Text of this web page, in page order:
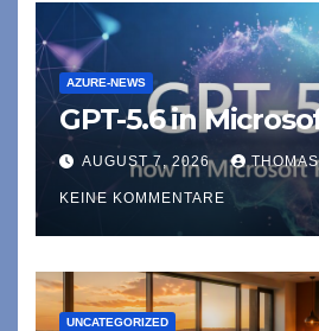
AZURE-NEWS
GPT-5.6 in
AUGUST 7, 2026
KEINE KOMMENTARE
UNCATEGORIZED